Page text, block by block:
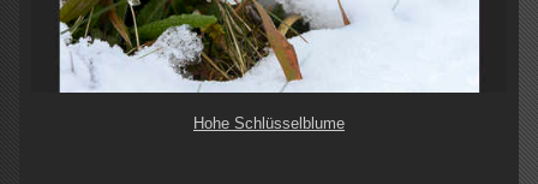
Hohe Schlüsselblume